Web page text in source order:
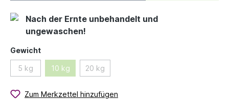
Nach der Ernte unbehandelt und
ungewaschen!
Gewicht
5 kg 10 kg 20 kg
Zum Merkzettel hinzufügen